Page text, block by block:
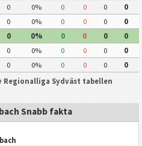
0 0% 0 0 0
0
0 0% 0 0 0
0
0 0% 0 0 0
0
0 0% 0 0 0
0
0 0% 0 0 0
0
Regionalliga Sydväst tabellen
Snabb fakta